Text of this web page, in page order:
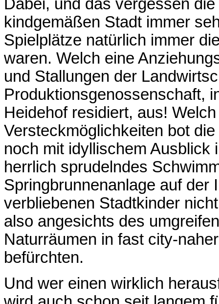
Dabei, und das vergessen
kindgemäßen Stadt immer
Spielplätze natürlich immer
waren. Welch eine
und Stallungen der
Produktionsgenossenschaft,
Heidehof residiert, aus!
Versteckmöglichkeiten bot
noch mit idyllischem Ausblick
herrlich sprudelndes
Springbrunnenanlage auf der
verbliebenen Stadtkinder
also angesichts des
Naturräumen in fast city-
befürchten.
Und wer einen wirklich